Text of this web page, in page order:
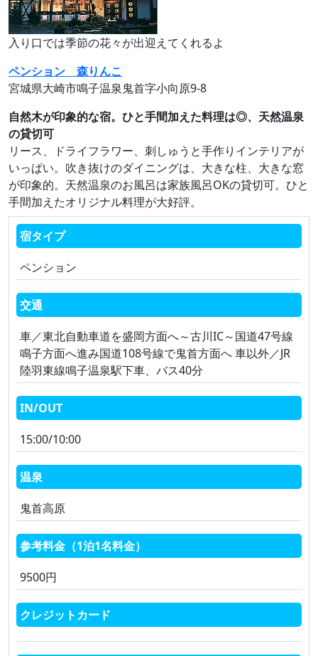
入り口では季節の花々が出迎えてくれるよ
ペンション 森りんこ
宮城県大崎市鳴子温泉鬼首字小向原9-8
自然木が印象的な宿。ひと手間加えた料理は◎、天然温泉
の貸切可
リース、ドライフラワー、刺しゅうと手作りインテリアが
いっぱい。吹き抜けのダイニングは、大きな柱、大きな窓
が印象的。天然温泉のお風呂は家族風呂OKの貸切可。ひと
手間加えたオリジナル料理が大好評。
宿タイプ
ペンション
交通
車／東北自動車道を盛岡方面へ～古川IC～国道47号線
鳴子方面へ進み国道108号線で鬼首方面へ 車以外／JR
陸羽東線鳴子温泉駅下車、バス40分
IN/OUT
15:00/10:00
温泉
鬼首高原
参考料金（1泊1名料金）
9500円
クレジットカード